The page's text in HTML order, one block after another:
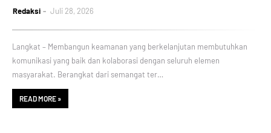
Redaksi Juli 28, 2026
Langkat – Membangun keamanan yang berkelanjutan membutuhkan
komunikasi yang baik dan kolaborasi dengan seluruh elemen
masyarakat. Berangkat dari semangat ter…
READ MORE »